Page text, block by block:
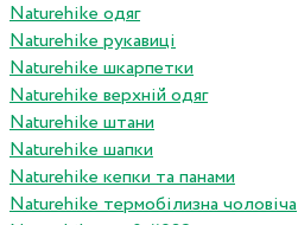
Naturehike одяг
Naturehike рукавиці
Naturehike шкарпетки
Naturehike верхній одяг
Naturehike штани
Naturehike шапки
Naturehike кепки та панами
Naturehike термобілизна чоловіча